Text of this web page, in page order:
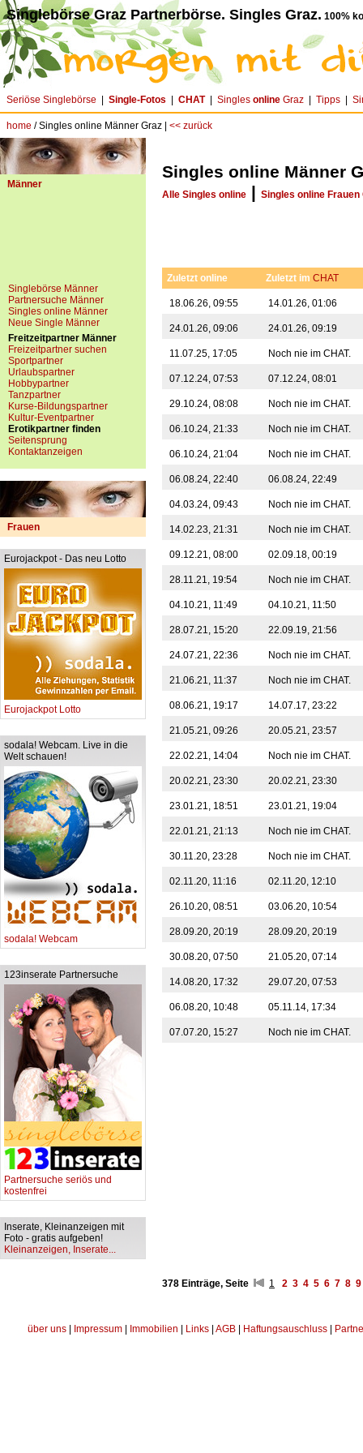
Singlebörse Graz Partnerbörse. Singles Graz. 100%
Seriöse Singlebörse Single-Fotos CHAT| Singles online Graz Tipps
home / Singles online Männer Graz | << zurück
Männer
Singlebörse Männer
Partnersuche Männer
Singles online Männer
Neue Single Männer
Freitzeitpartner Männer
Freizeitpartner suchen
Sportpartner
Urlaubspartner
Hobbypartner
Tanzpartner
Kurse-Bildungspartner
Kultur-Eventpartner
Erotikpartner finden
Seitensprung
Kontaktanzeigen
Frauen
Eurojackpot - Das neu Lotto
Eurojackpot Lotto
sodala! Webcam. Live in die
Welt schauen!
sodala! Webcam
123inserate Partnersuche
Partnersuche seriös und
kostenfrei
Inserate, Kleinanzeigen mit
Foto - gratis aufgeben!
Kleinanzeigen, Inserate...
Singles online Männer
Alle Singles online | Singles online Frauen
Zuletzt online Zuletzt im CHAT
18.06.26, 09:55 14.01.26, 01:06
24.01.26, 09:06 24.01.26, 09:19
11.07.25, 17:05 Noch nie im CHAT.
07.12.24, 07:53 07.12.24, 08:01
29.10.24, 08:08 Noch nie im CHAT.
06.10.24, 21:33 Noch nie im CHAT.
06.10.24, 21:04 Noch nie im CHAT.
06.08.24, 22:40 06.08.24, 22:49
04.03.24, 09:43 Noch nie im CHAT.
14.02.23, 21:31 Noch nie im CHAT.
09.12.21, 08:00 02.09.18, 00:19
28.11.21, 19:54 Noch nie im CHAT.
04.10.21, 11:49 04.10.21, 11:50
28.07.21, 15:20 22.09.19, 21:56
24.07.21, 22:36 Noch nie im CHAT.
21.06.21, 11:37 Noch nie im CHAT.
08.06.21, 19:17 14.07.17, 23:22
21.05.21, 09:26 20.05.21, 23:57
22.02.21, 14:04 Noch nie im CHAT.
20.02.21, 23:30 20.02.21, 23:30
23.01.21, 18:51 23.01.21, 19:04
22.01.21, 21:13 Noch nie im CHAT.
30.11.20, 23:28 Noch nie im CHAT.
02.11.20, 11:16 02.11.20, 12:10
26.10.20, 08:51 03.06.20, 10:54
28.09.20, 20:19 28.09.20, 20:19
30.08.20, 07:50 21.05.20, 07:14
14.08.20, 17:32 29.07.20, 07:53
06.08.20, 10:48 05.11.14, 17:34
07.07.20, 15:27 Noch nie im CHAT.
378 Einträge, Seite 1 2 3 4 5 6 7 8 9
über uns Impressum Immobilien Links AGB Haftungsauschluss